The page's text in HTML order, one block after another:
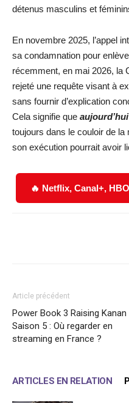
détenus masculins et
En novembre 2025, l’appel
sa condamnation pour
récemment, en mai 2026, la
rejeté une requête visant à
sans fournir d’explication
Cela signifie que
toujours dans le couloir de
son exécution pourrait avoir
🔥 Netflix, Canal+,
Article précédent
Power Book 3 Raising Kanan
Saison 5 : Où regarder en
streaming en France ?
ARTICLES EN RELATION